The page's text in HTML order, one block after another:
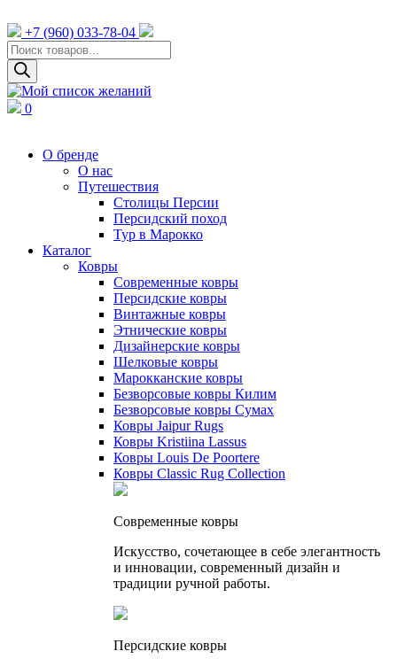
+7 (960) 033-78-04
Поиск
товаров
0
О бренде
О нас
Путешествия
Столицы Персии
Персидский поход
Тур в Марокко
Каталог
Ковры
Cовременные ковры
Персидские ковры
Винтажные ковры
Этнические ковры
Дизайнерские ковры
Шелковые ковры
Марокканские ковры
Безворсовые ковры Килим
Безворсовые ковры Сумах
Ковры Jaipur Rugs
Ковры Kristiina Lassus
Ковры Louis De Poortere
Ковры Classic Rug Collection
Cовременные ковры
Искусство, сочетающее в себе элегантность
и инновации, современный дизайн и
традиции ручной работы.
Персидские ковры